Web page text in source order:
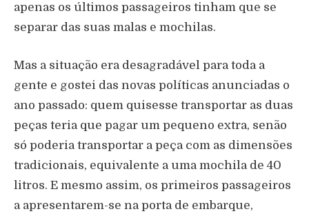
apenas os últimos passageiros tinham que se
separar das suas malas e mochilas.
Mas a situação era desagradável para toda a
gente e gostei das novas políticas anunciadas o
ano passado: quem quisesse transportar as duas
peças teria que pagar um pequeno extra, senão
só poderia transportar a peça com as dimensões
tradicionais, equivalente a uma mochila de 40
litros. E mesmo assim, os primeiros passageiros
a apresentarem-se na porta de embarque,